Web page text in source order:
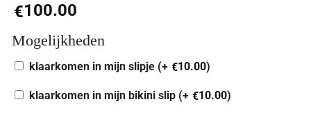
€100.00
Mogelijkheden
klaarkomen in mijn slipje (+ €10.00)
klaarkomen in mijn bikini slip (+ €10.00)